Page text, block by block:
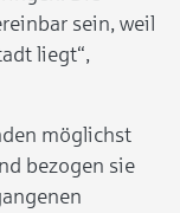
sein, weil
liegt“,
möglichst
bezogen sie